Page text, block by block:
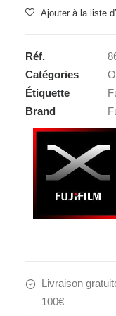
FUJI
TC
WR
Ajouter à la liste
Réf.
Catégories
Étiquette
Brand
Livraison
100€